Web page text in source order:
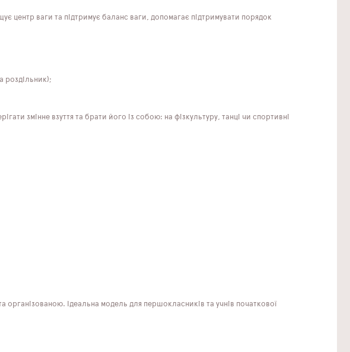
центр ваги та підтримує баланс ваги, допомагає підтримувати порядок
роздільник);
змінне взуття та брати його із собою: на фізкультуру, танці чи спортивні
Ідеальна модель для першокласників та учнів початкової